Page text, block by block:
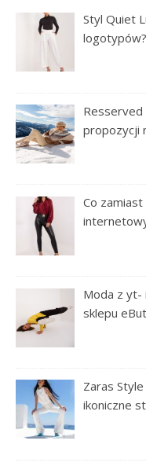
Styl Quiet
logotypów?
Resserved
propozycji
Co
Moda z yt-
sklepu
Zaras
ikoniczne